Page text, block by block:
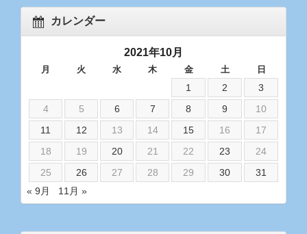
カレンダー
2021年10月
月 火 水 木 金 土 日
1 2
3
4
5 6 7 8 9
10
11
12 13 14 15 16
17
18
19 20 21 22 23
24
25
26 27 28 29 30
31
« 9月
11月 »